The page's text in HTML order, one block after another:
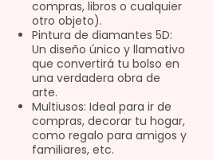
compras, libros o cualquier
otro objeto).
Pintura de diamantes 5D:
Un diseño único y llamativo
que convertirá tu bolso en
una verdadera obra de
arte.
Multiusos: Ideal para ir de
compras, decorar tu hogar,
como regalo para amigos y
familiares, etc.